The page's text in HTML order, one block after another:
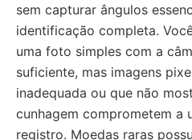
sem capturar ângulos
identificação completa.
uma foto simples com a
suficiente, mas imagens
inadequada ou que não
cunhagem comprometem a
registro. Moedas raras